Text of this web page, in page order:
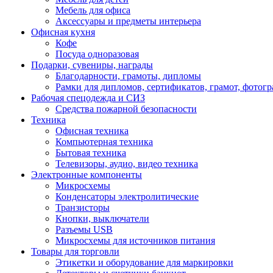
Мебель для офиса
Аксессуары и предметы интерьера
Офисная кухня
Кофе
Посуда одноразовая
Подарки, сувениры, награды
Благодарности, грамоты, дипломы
Рамки для дипломов, сертификатов, грамот,
Рабочая спецодежда и СИЗ
Средства пожарной безопасности
Техника
Офисная техника
Компьютерная техника
Бытовая техника
Телевизоры, аудио, видео техника
Электронные компоненты
Микросхемы
Конденсаторы электролитические
Транзисторы
Кнопки, выключатели
Разъемы USB
Микросхемы для источников питания
Товары для торговли
Этикетки и оборудование для маркировки